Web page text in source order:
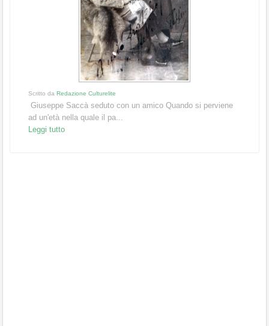
Scritto da Redazione Culturelite
Giuseppe Saccà seduto con un amico Quando si perviene
ad un'età nella quale il pa...
Leggi tutto